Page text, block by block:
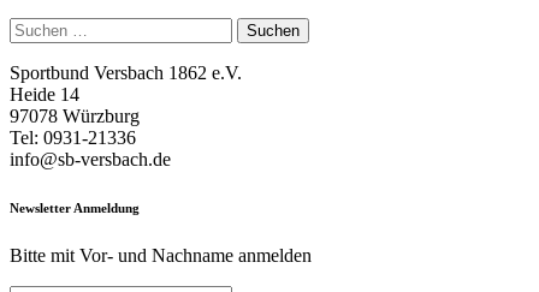
Suchen
nach:
Sportbund Versbach 1862 e.V.
Heide 14
97078 Würzburg
Tel: 0931-21336
info@sb-versbach.de
Newsletter Anmeldung
Bitte mit Vor- und Nachname anmelden